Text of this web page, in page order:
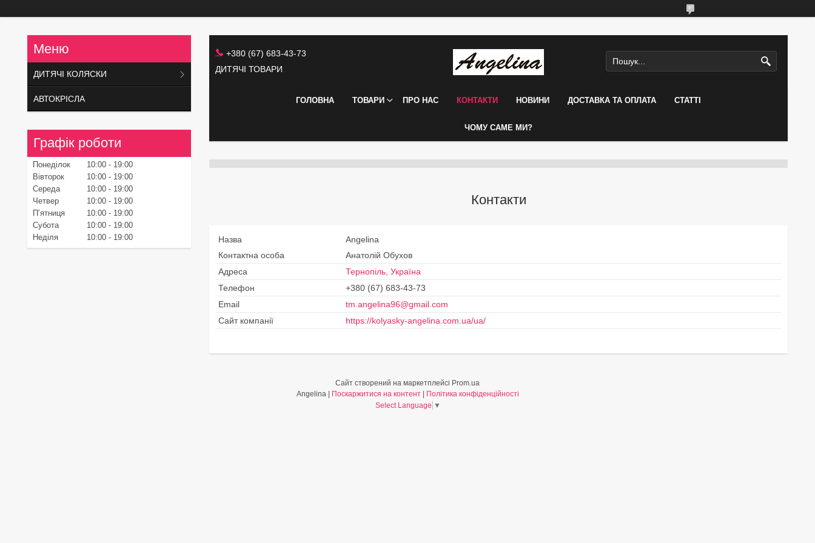
+380 (67) 683-43-73
ДИТЯЧІ ТОВАРИ
ГОЛОВНА ТОВАРИ ПРО НАС КОНТАКТИ НОВИНИ ДОСТАВКА ТА ОПЛАТА СТАТТІ
ЧОМУ САМЕ МИ?
Контакти
Angelina
Анатолій Обухов
Тернопіль, Україна
+380 (67) 683-43-73
tm.angelina96@gmail.com
https://kolyasky-angelina.com.ua/ua/
ДИТЯЧІ КОЛЯСКИ
АВТОКРІСЛА
Графік роботи
Понеділок 10:00
19:00
Вівторок
10:00
19:00
Середа
10:00
19:00
Четвер
10:00
19:00
Пʼятниця
10:00
19:00
Субота
10:00
19:00
Неділя
10:00 19:00
Сайт створений на маркетплейсі Prom.ua
Поскаржитися на контент
Політика конфіденційності
Select Language ▼